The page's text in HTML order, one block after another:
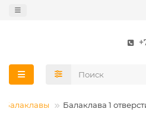
Балаклавы Балаклава 1